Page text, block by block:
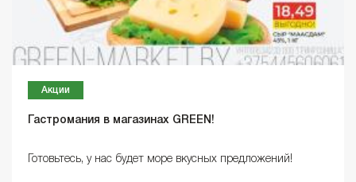
Акции
Гастромания в магазинах GREEN!
Готовьтесь, у нас будет море вкусных предложений!